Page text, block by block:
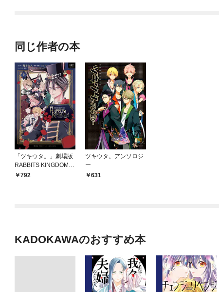
同じ作者の本
「ツキウタ。」劇場版
RABBITS KINGDOM T
HE MOVIE 上
792
ツキウタ。アンソロジ
ー
631
KADOKAWAのおすすめ本